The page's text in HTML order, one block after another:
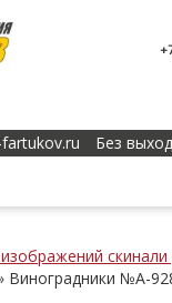
Без
скинали
Виноградники №А-